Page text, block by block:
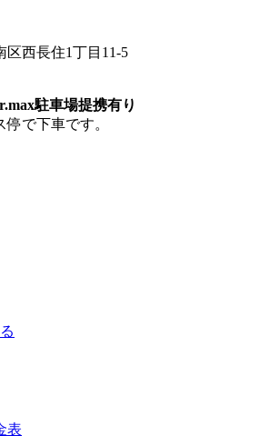
区西長住1丁目11-5
駐車場提携有り
停で下車です。
表